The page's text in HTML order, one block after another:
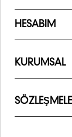
HESABIM
KURUMSAL